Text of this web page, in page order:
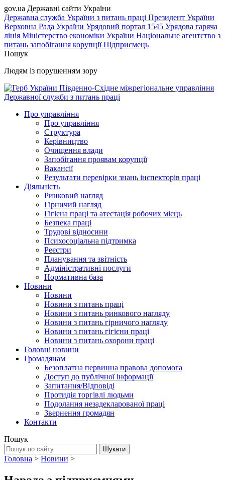
gov.ua Державні сайти України
Державна служба України з питань праці Президент України
Верховна Рада України Урядовий портал 1545 Урядова гаряча
лінія Міністерство економіки України Національне агентство з
питань запобігання корупціїПідприємець
Пошук
Людям із порушенням зору
Південно-Східне міжрегіональне управління
Державної служби з питань праці
Про управління
Про управління
Структура
Керівництво
Очищення влади
Запобігання проявам корупції
Вакансії
Результати перевірки знань інспекторів праці
Діяльність
Ринковий нагляд
Гірничий нагляд
Гігієна праці та атестація робочих місць
Безпека праці
Трудові відносини
Психосоціальна підтримка
Реєстри
Планування та звітність
Адміністративні послуги
Нормативна база
Новини
Новини
Новини з питань праці
Новини з питань ринкового нагляду
Новини з питань гірничого нагляду
Новини з питань гігієни праці
Новини з питань охорони праці
Головні новини
Громадянам
Безоплатна первинна правова допомога
Доступ до публічної інформації
Запитання/Відповіді
Протидія торгівлі людьми
Подолання незадекларованої праці
Звернення громадян
Контакти
Пошук
Головна > Новини >